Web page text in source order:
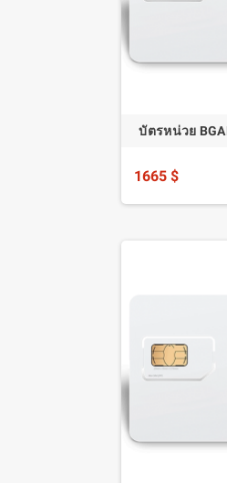
บัตรหน่วย
1665 $